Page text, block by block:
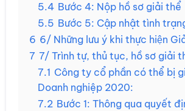
5.4 Bước 4: Nộp hồ sơ giải thể
5.5 Bước 5: Cập nhật tình
6 6/ Những lưu ý khi thực hiện
7 7/ Trình tự, thủ tục, hồ sơ giải
7.1 Công ty cổ phần có thể bị
Doanh nghiệp 2020:
7.2 Bước 1: Thông qua quyết